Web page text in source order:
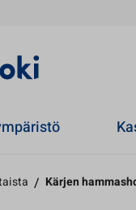
/ Kärjen